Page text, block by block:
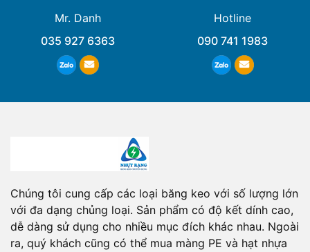
Mr. Danh
035 927 6363
Hotline
090 741 1983
Chúng tôi cung cấp các loại băng keo với số lượng lớn
với đa dạng chủng loại. Sản phẩm có độ kết dính cao,
dễ dàng sử dụng cho nhiều mục đích khác nhau. Ngoài
ra, quý khách cũng có thể mua màng PE và hạt nhựa